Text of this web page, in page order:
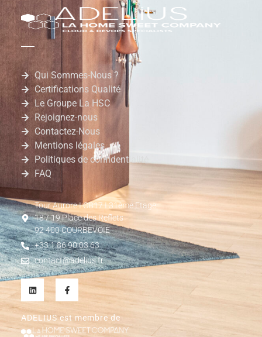
Qui Sommes-Nous ?
Certifications Qualité
Le Groupe La HSC
Rejoignez-nous
Contactez-Nous
Mentions légales
Politiques de confidentialité
FAQ
Tour Aurore I CB17 I 31ème Etage
18 / 19 Place des Reflets
92 400 COURBEVOIE
+33 1 86 90 03 63
contact@adelius.fr
ADELIUS est membre de